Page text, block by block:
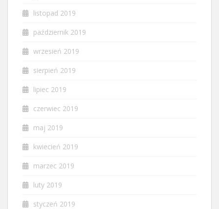
listopad 2019
październik 2019
wrzesień 2019
sierpień 2019
lipiec 2019
czerwiec 2019
maj 2019
kwiecień 2019
marzec 2019
luty 2019
styczeń 2019